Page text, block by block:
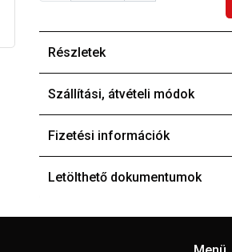
Részletek
Szállítási, átvételi módok
Fizetési információk
Letölthető dokumentumok